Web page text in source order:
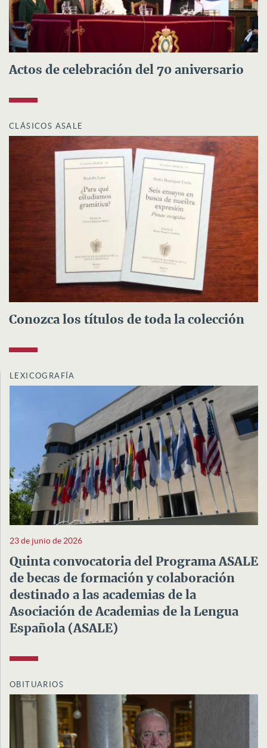
Actos de celebración del 70 aniversario
CLÁSICOS ASALE
Conozca los títulos de toda la colección
LEXICOGRAFÍA
23 de junio de 2026
Quinta convocatoria del Programa ASALE
de becas de formación y colaboración
destinado a las academias de la
Asociación de Academias de la Lengua
Española (ASALE)
OBITUARIOS